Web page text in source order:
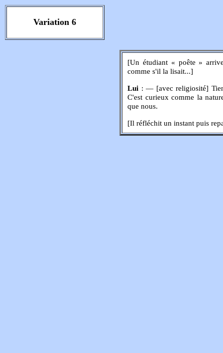
Variation 6
[Un étudiant « poête »
comme s'il la lisait...]
Lui : — [avec religiosité]
C'est curieux comme la
que nous.
[Il réfléchit un instant puis